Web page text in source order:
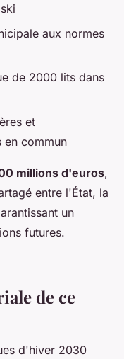
aux normes
de 2000 lits dans
et
en commun
millions d'euros,
entre l'État, la
un
futures.
de ce
d'hiver 2030